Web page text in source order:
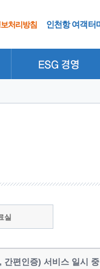
처리방침 인천항 여객터
실
편인증) 서비스 일시